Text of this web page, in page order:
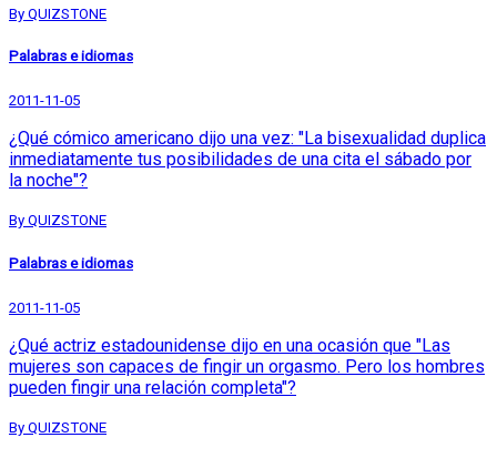
By QUIZSTONE
Palabras e idiomas
2011-11-05
¿Qué cómico americano dijo una vez: "La bisexualidad duplica
inmediatamente tus posibilidades de una cita el sábado por
la noche"?
By QUIZSTONE
Palabras e idiomas
2011-11-05
¿Qué actriz estadounidense dijo en una ocasión que "Las
mujeres son capaces de fingir un orgasmo. Pero los hombres
pueden fingir una relación completa"?
By QUIZSTONE